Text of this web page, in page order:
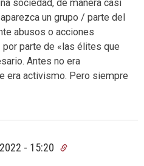
sociedad, de manera casi
un grupo / parte del
abusos o acciones
parte de «las élites que
Antes no era
era activismo. Pero siempre
- 15:20